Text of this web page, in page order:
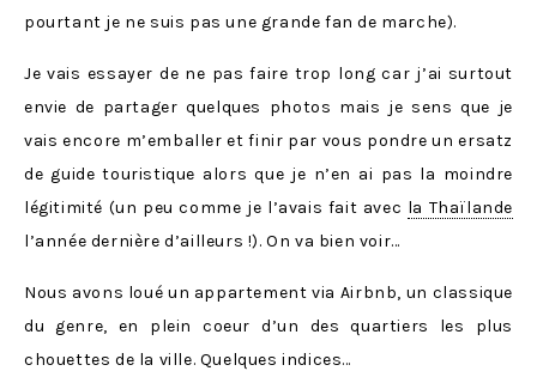
pourtant je ne suis pas une grande fan de marche).
Je vais essayer de ne pas faire trop long car j’ai surtout
envie de partager quelques photos mais je sens que je
vais encore m’emballer et finir par vous pondre un ersatz
de guide touristique alors que je n’en ai pas la moindre
légitimité (un peu comme je l’avais fait avec la Thaïlande
l’année dernière d’ailleurs !). On va bien voir…
Nous avons loué un appartement via Airbnb, un classique
du genre, en plein coeur d’un des quartiers les plus
chouettes de la ville. Quelques indices…